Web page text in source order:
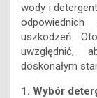
wody i
uszkodzeń.
uwzględnić,
doskonałym
1. Wybór